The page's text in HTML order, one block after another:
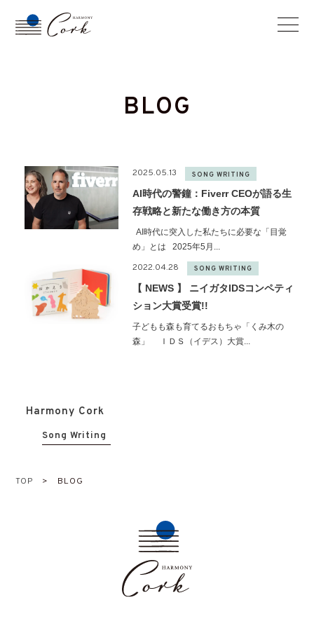
BLOG
2025.05.13 SONG WRITING
AI時代の警鐘：Fiverr CEOが語る生
存戦略と新たな働き方の本質
AI時代に突入した私たちに必要な「目覚
め」とは 2025年5月...
2022.04.28 SONG WRITING
【 NEWS 】 ニイガタIDSコンペティ
ション大賞受賞!!
子どもも森も育てるおもちゃ「くみ木の
森」 ＩＤＳ（イデス）大賞...
Harmony Cork
Song Writing
TOP > BLOG